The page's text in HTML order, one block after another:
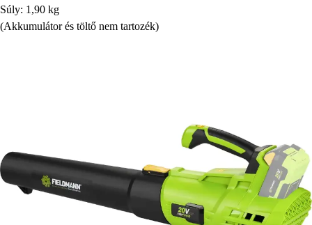
Súly: 1,90 kg
(Akkumulátor és töltő nem tartozék)